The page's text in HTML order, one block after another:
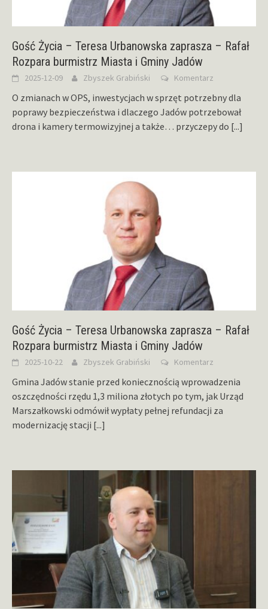
Gość Życia – Teresa Urbanowska zaprasza – Rafał
Rozpara burmistrz Miasta i Gminy Jadów
2025-12-09 Zbyszek Grabiński Komentarz
O zmianach w OPS, inwestycjach w sprzęt potrzebny dla
poprawy bezpieczeństwa i dlaczego Jadów potrzebował
drona i kamery termowizyjnej a także… przyczepy do [...]
Gość Życia – Teresa Urbanowska zaprasza – Rafał
Rozpara burmistrz Miasta i Gminy Jadów
2025-10-22 Zbyszek Grabiński Komentarz
Gmina Jadów stanie przed koniecznością wprowadzenia
oszczędności rzędu 1,3 miliona złotych po tym, jak Urząd
Marszałkowski odmówił wypłaty pełnej refundacji za
modernizację stacji [...]